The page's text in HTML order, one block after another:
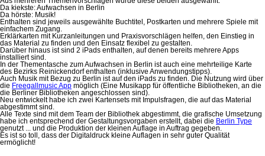
Da kiekste: Aufwachsen in Berlin
Da hörste: Musik!
Enthalten sind jeweils ausgewählte Buchtitel, Postkarten und mehrere Spiele mit
einfachem Zugang.
Erklärkarten mit Kurzanleitungen und Praxisvorschlägen helfen, den Einstieg in
das Material zu finden und den Einsatz flexibel zu gestalten.
Darüber hinaus ist sind 2 iPads enthalten, auf denen bereits mehrere Apps
installiert sind.
In der Thementasche zum Aufwachsen in Berlin ist auch eine mehrteilige Karte
des Bezirks Reinickendorf enthalten (inklusive Anwendungstipps).
Auch Musik mit Bezug zu Berlin ist auf den iPads zu finden. Die Nutzung wird über
die Freegallmusic App möglich (Eine Musikapp für öffentliche Bibliotheken, an die
die Berliner Bibliotheken angeschlossen sind).
Neu entwickelt habe ich zwei Kartensets mit Impulsfragen, die auf das Material
abgestimmt sind.
Alle Texte sind mit dem Team der Bibliothek abgestimmt, die grafische Umsetzung
habe ich entsprechend der Gestaltungsvorgaben erstellt, dabei die Berlin Type
genutzt ... und die Produktion der kleinen Auflage in Auftrag gegeben.
Es ist so toll, dass der Digitaldruck kleine Auflagen in sehr guter Qualität
ermöglicht!